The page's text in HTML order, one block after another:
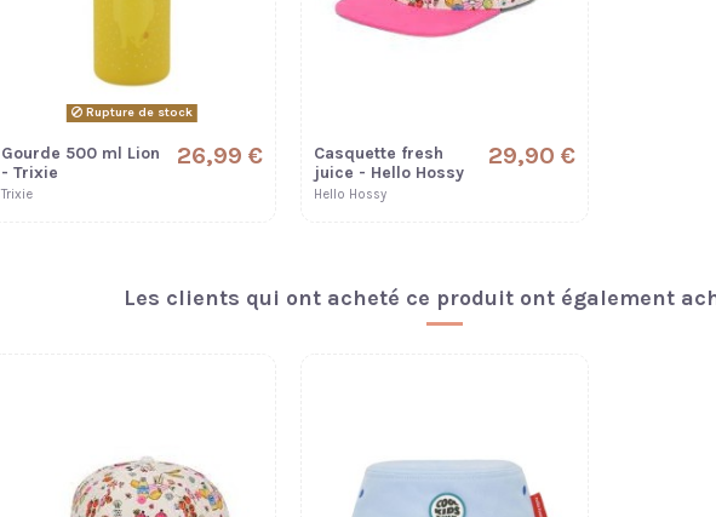
Rupture de stock
Gourde 500 ml Lion
- Trixie
Trixie
26,99 €
Casquette fresh
juice - Hello Hossy
Hello Hossy
29,90 €
Les clients qui ont acheté ce produit ont également